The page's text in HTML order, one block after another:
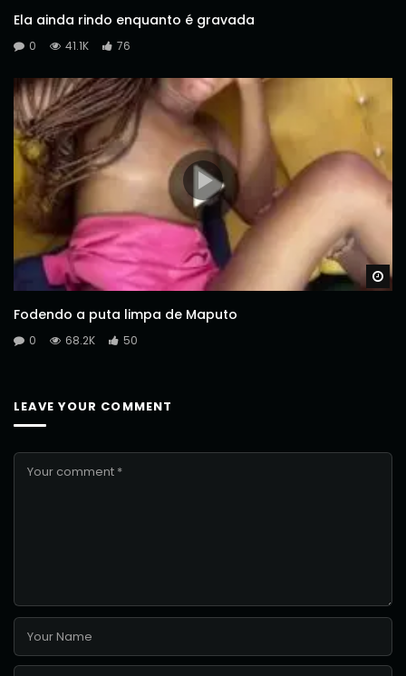
Ela ainda rindo enquanto é gravada
0 41.1K 76
Fodendo a puta limpa de Maputo
0 68.2K 50
LEAVE YOUR COMMENT